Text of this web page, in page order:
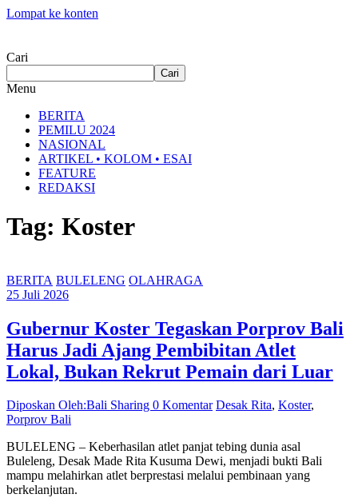
Lompat ke konten
Cari
Cari
Menu
BERITA
PEMILU 2024
NASIONAL
ARTIKEL • KOLOM • ESAI
FEATURE
REDAKSI
Tag: Koster
BERITA BULELENG OLAHRAGA
25 Juli 2026
Gubernur Koster Tegaskan Porprov Bali
Harus Jadi Ajang Pembibitan Atlet
Lokal, Bukan Rekrut Pemain dari Luar
Diposkan Oleh:Bali Sharing 0 Komentar Desak Rita, Koster,
Porprov Bali
BULELENG – Keberhasilan atlet panjat tebing dunia asal
Buleleng, Desak Made Rita Kusuma Dewi, menjadi bukti Bali
mampu melahirkan atlet berprestasi melalui pembinaan yang
berkelanjutan.